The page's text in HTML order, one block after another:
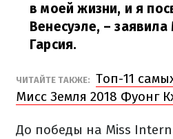
в моей жизни, и я
Венесуэле, –
Гарсия.
ЧИТАЙТЕ ТАКЖЕ: Топ-11
Мисс Земля 2018 Фуонг
До победы на Miss